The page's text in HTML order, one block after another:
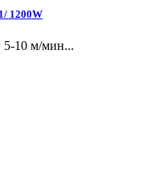
1200W
5-10 м/мин...